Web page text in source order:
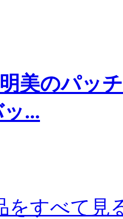
美のパッ
...
をすべて見